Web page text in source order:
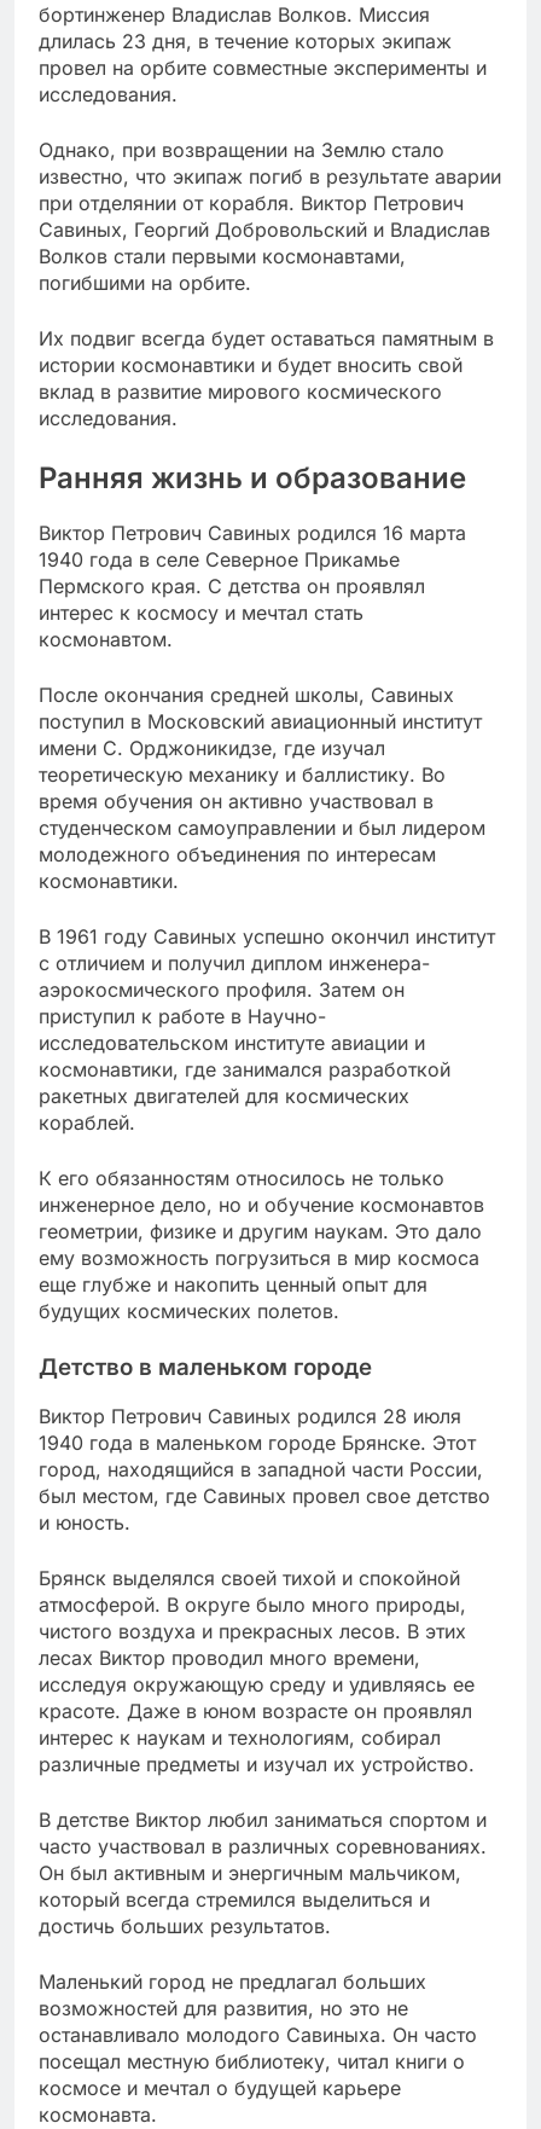
бортинженер Владислав Волков. Миссия
длилась 23 дня, в течение которых экипаж
провел на орбите совместные эксперименты и
исследования.
Однако, при возвращении на Землю стало
известно, что экипаж погиб в результате аварии
при отделянии от корабля. Виктор Петрович
Савиных, Георгий Добровольский и Владислав
Волков стали первыми космонавтами,
погибшими на орбите.
Их подвиг всегда будет оставаться памятным в
истории космонавтики и будет вносить свой
вклад в развитие мирового космического
исследования.
Ранняя жизнь и образование
Виктор Петрович Савиных родился 16 марта
1940 года в селе Северное Прикамье
Пермского края. С детства он проявлял
интерес к космосу и мечтал стать
космонавтом.
После окончания средней школы, Савиных
поступил в Московский авиационный институт
имени С. Орджоникидзе, где изучал
теоретическую механику и баллистику. Во
время обучения он активно участвовал в
студенческом самоуправлении и был лидером
молодежного объединения по интересам
космонавтики.
В 1961 году Савиных успешно окончил институт
с отличием и получил диплом инженера-
аэрокосмического профиля. Затем он
приступил к работе в Научно-
исследовательском институте авиации и
космонавтики, где занимался разработкой
ракетных двигателей для космических
кораблей.
К его обязанностям относилось не только
инженерное дело, но и обучение космонавтов
геометрии, физике и другим наукам. Это дало
ему возможность погрузиться в мир космоса
еще глубже и накопить ценный опыт для
будущих космических полетов.
Детство в маленьком городе
Виктор Петрович Савиных родился 28 июля
1940 года в маленьком городе Брянске. Этот
город, находящийся в западной части России,
был местом, где Савиных провел свое детство
и юность.
Брянск выделялся своей тихой и спокойной
атмосферой. В округе было много природы,
чистого воздуха и прекрасных лесов. В этих
лесах Виктор проводил много времени,
исследуя окружающую среду и удивляясь ее
красоте. Даже в юном возрасте он проявлял
интерес к наукам и технологиям, собирал
различные предметы и изучал их устройство.
В детстве Виктор любил заниматься спортом и
часто участвовал в различных соревнованиях.
Он был активным и энергичным мальчиком,
который всегда стремился выделиться и
достичь больших результатов.
Маленький город не предлагал больших
возможностей для развития, но это не
останавливало молодого Савиныха. Он часто
посещал местную библиотеку, читал книги о
космосе и мечтал о будущей карьере
космонавта.